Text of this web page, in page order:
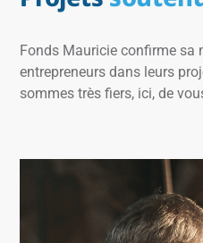
Fonds Mauricie confirme sa
entrepreneurs dans leurs
sommes très fiers, ici, de